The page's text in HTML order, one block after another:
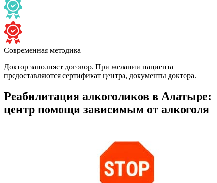
Современная методика
Доктор заполняет договор. При желании пациента
предоставляются сертификат центра, документы доктора.
Реабилитация алкоголиков в Алатыре:
центр помощи зависимым от алкоголя